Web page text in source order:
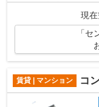
す！迅速に対応致します
現在
「
賃貸 | マンション コ